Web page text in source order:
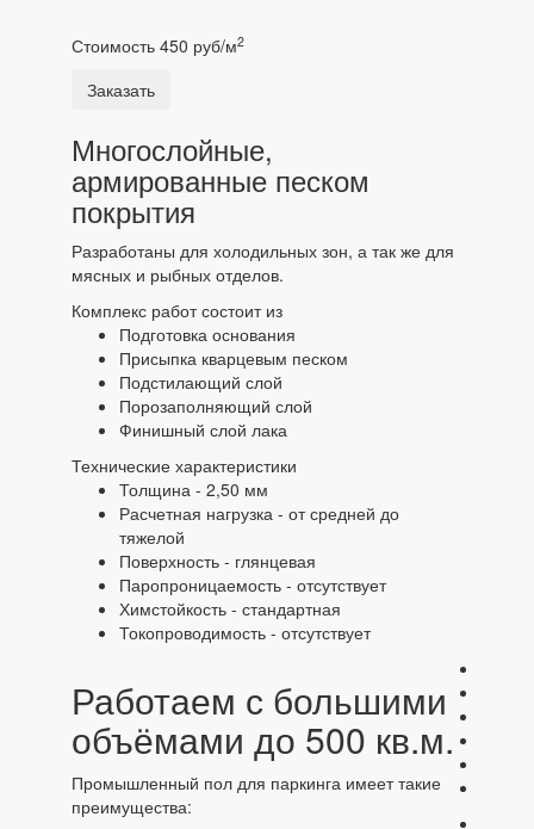
Стоимость 450 руб/м2
Заказать
Многослойные,
армированные песком
покрытия
Разработаны для холодильных зон, а так же для
мясных и рыбных отделов.
Комплекс работ состоит из
Подготовка основания
Присыпка кварцевым песком
Подстилающий слой
Порозаполняющий слой
Финишный слой лака
Технические характеристики
Толщина - 2,50 мм
Расчетная нагрузка - от средней до
тяжелой
Поверхность - глянцевая
Паропроницаемость - отсутствует
Химстойкость - стандартная
Токопроводимость - отсутствует
Работаем с большими
объёмами до 500 кв.м.
Промышленный пол для паркинга имеет такие
преимущества: